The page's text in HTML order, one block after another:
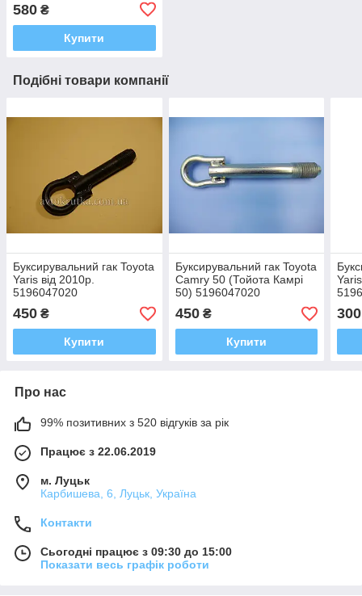
580 ₴
Купити
Подібні товари компанії
Буксирувальний гак Toyota
Yaris від 2010р.
5196047020
450 ₴
Купити
Буксирувальний гак Toyota
Camry 50 (Тойота Камрі
50) 5196047020
450₴
Купити
300
Про нас
99% позитивних з 520 відгуків за рік
Працює з 22.06.2019
м. Луцьк
Карбишева, 6, Луцьк, Україна
Контакти
Сьогодні працює з 09:30 до 15:00
Показати весь графік роботи